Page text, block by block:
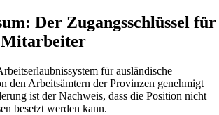
Der Zugangsschlüssel für
Mitarbeiter
für ausländische
den Arbeitsämtern der Provinzen genehmigt
ist der Nachweis, dass die Position nicht
besetzt werden kann.